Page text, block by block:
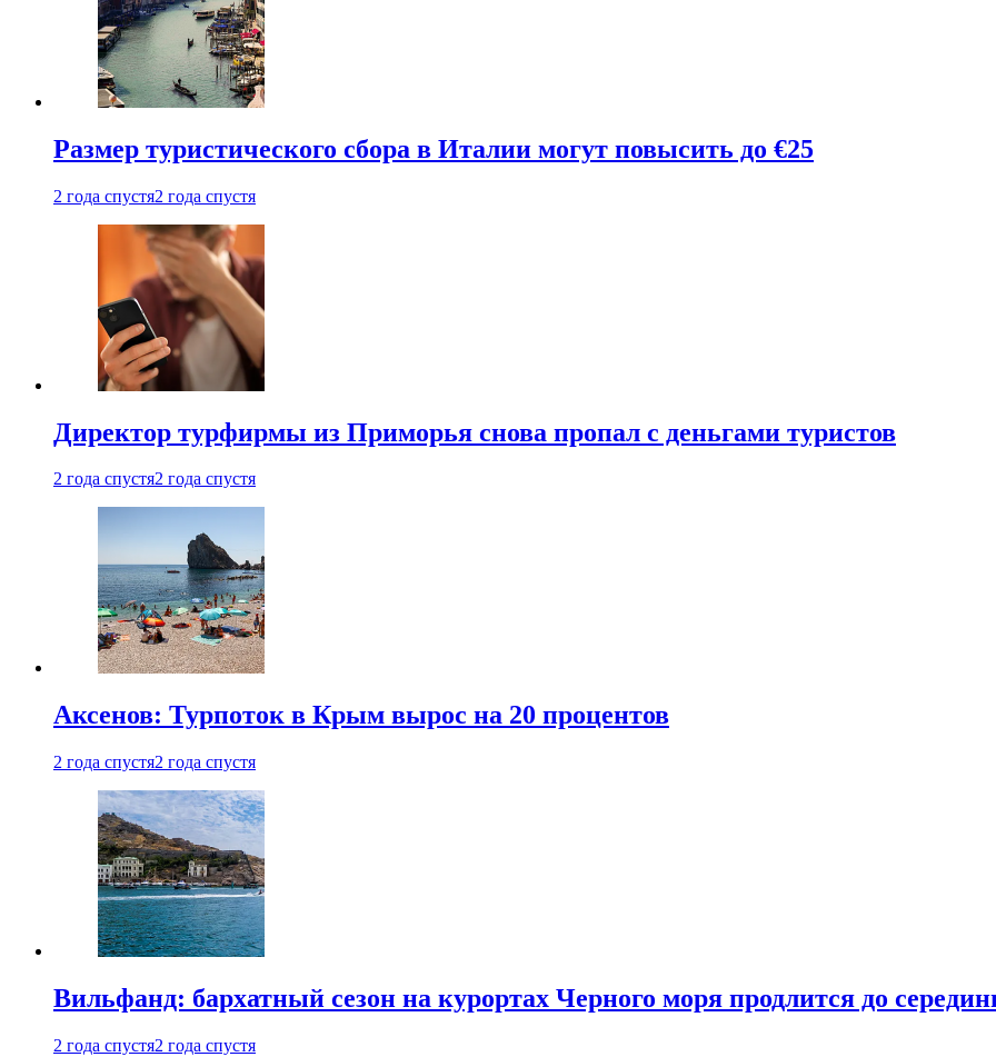
Размер туристического сбора в Италии могут повысить до €25
2 года спустя2 года спустя
Директор турфирмы из Приморья снова пропал с деньгами туристов
2 года спустя2 года спустя
Аксенов: Турпоток в Крым вырос на 20 процентов
2 года спустя2 года спустя
Вильфанд: бархатный сезон на курортах Черного моря продлится до
2 года спустя2 года спустя